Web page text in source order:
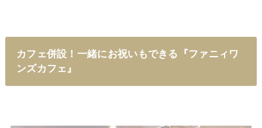
カフェ併設！一緒にお祝いもできる『ファニィワ
ンズカフェ』